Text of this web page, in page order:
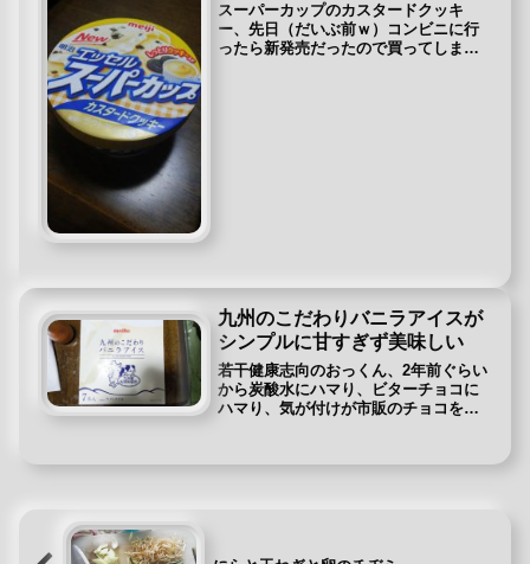
スーパーカップのカスタードクッキ
ー、先日（だいぶ前ｗ）コンビニに行
ったら新発売だったので買ってしまい
九州のこだわりバニラアイスが
シンプルに甘すぎず美味しい
若干健康志向のおっくん、2年前ぐらい
から炭酸水にハマり、ビターチョコに
ハマり、気が付けが市販のチョコを食
った時に、市販のクッキーにチョコレ